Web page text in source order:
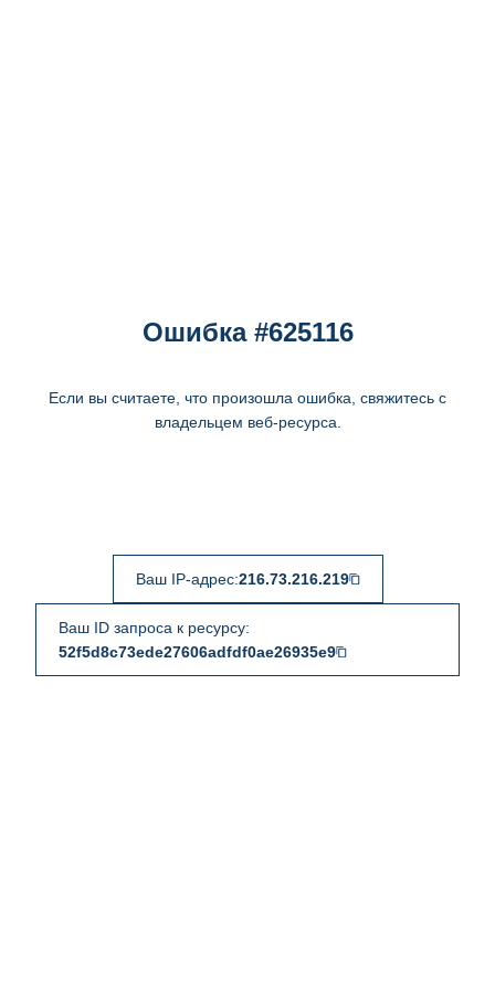
Ошибка #625116
Если вы считаете, что произошла ошибка, свяжитесь с
владельцем веб-ресурса.
Ваш IP-адрес:216.73.216.219
Ваш ID запроса к ресурсу:
52f5d8c73ede27606adfdf0ae26935e9